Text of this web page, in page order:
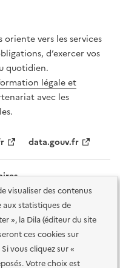
visualiser des contenus
statistiques de
», la Dila (éditeur du site
ces cookies sur
vous cliquez sur «
Votre choix est
oriente vers les services
d’exercer vos
quotidien.
légale et
avec les
data.gouv.fr
Accessibilité des